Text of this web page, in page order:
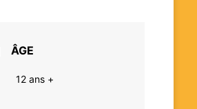
ÂGE
12 ans +